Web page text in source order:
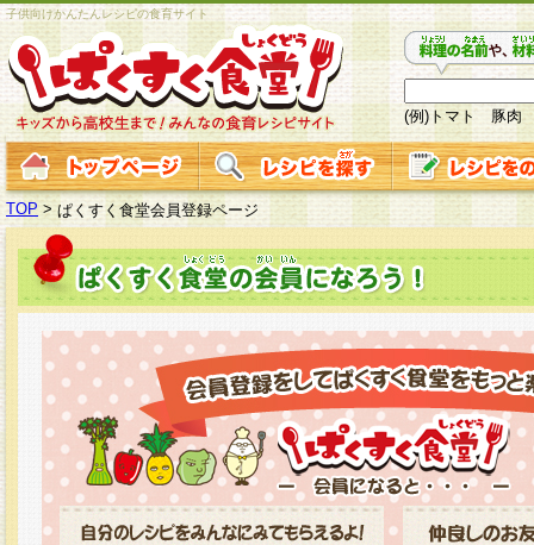
子供向けかんたんレシピの食育サイト
(例)トマト 豚肉
TOP > ぱくすく食堂会員登録ページ